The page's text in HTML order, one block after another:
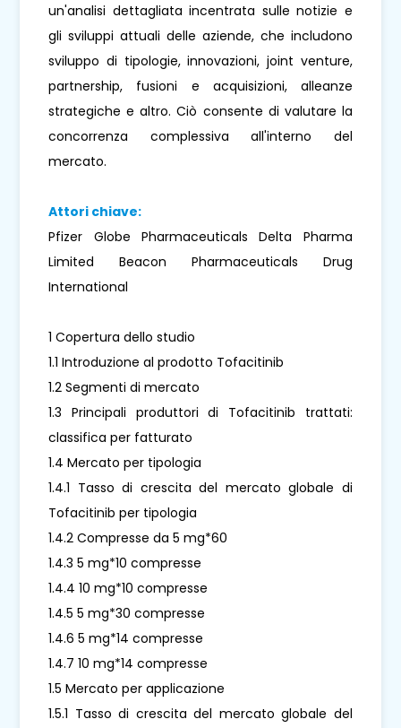
un'analisi dettagliata incentrata sulle notizie e
gli sviluppi attuali delle aziende, che includono
sviluppo di tipologie, innovazioni, joint venture,
partnership, fusioni e acquisizioni, alleanze
strategiche e altro. Ciò consente di valutare la
concorrenza complessiva all'interno del
mercato.
Attori chiave:
Pfizer Globe Pharmaceuticals Delta Pharma
Limited Beacon Pharmaceuticals Drug
International
1 Copertura dello studio
1.1 Introduzione al prodotto Tofacitinib
1.2 Segmenti di mercato
1.3 Principali produttori di Tofacitinib trattati:
classifica per fatturato
1.4 Mercato per tipologia
1.4.1 Tasso di crescita del mercato globale di
Tofacitinib per tipologia
1.4.2 Compresse da 5 mg*60
1.4.3 5 mg*10 compresse
1.4.4 10 mg*10 compresse
1.4.5 5 mg*30 compresse
1.4.6 5 mg*14 compresse
1.4.7 10 mg*14 compresse
1.5 Mercato per applicazione
1.5.1 Tasso di crescita del mercato globale del